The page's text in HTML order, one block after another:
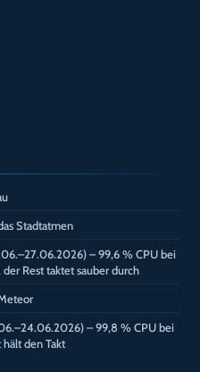
Stadtatmen
– 99,6 % CPU bei
Rest taktet sauber durch
– 99,8 % CPU bei
hält den Takt